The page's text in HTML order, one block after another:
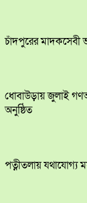
চাঁদপুরের মাদকসেবী
ধোবাউড়ায় জুলাই
অনুষ্ঠিত
পত্নীতলায় যথাযোগ্য